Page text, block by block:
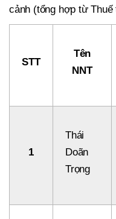
cảnh (tổng hợp từ Thuế
STT
Tên
NNT
1
Thái
Doãn
Trọng